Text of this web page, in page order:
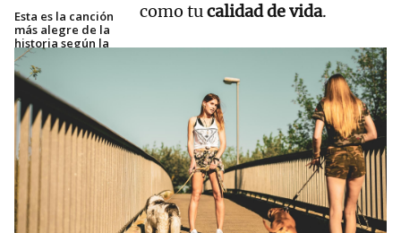
Esta es la canción
más alegre de la
historia según la
ciencia
como tucalidad de vida.